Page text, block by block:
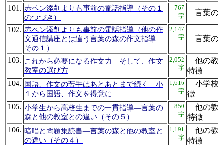
101. 赤ペン添削よりも事前の電話指導（その１
のつづき）
767
字
言葉
102. 赤ペン添削よりも事前の電話指導（他の作
文通信講座とは違う言葉の森の作文指導
その１）
2,147
字
言葉
103. これから必要になる作文力―そして、作文
教室の選び方
2,052
字
他の
特徴
104.
国語、作文の苦手はあとあとまで続く―小
１から国語、作文を得意に
1,616
字
小学
徴
105. 小学生から高校生までの一貫指導―言葉の
森と他の教室との違い（その５）
850
字
他の
特徴
106. 暗唱と問題集読書―言葉の森と他の教室と
の違い（その４）
1,191
字
他の
特徴